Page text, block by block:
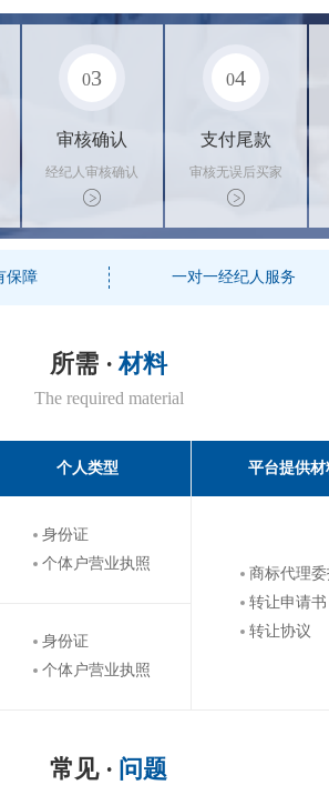
03
审核确认
经纪人审核确认
商标状态
04
支付尾款
审核无误后买家
支付尾款，卖家
办理相关手续
保障 一对一经纪人服务
所需 · 材料
The required material
个人类型 平台提供材
身份证
个体户营业执照
商标代理委
转让申请书
转让协议
身份证
个体户营业执照
常见 · 问题